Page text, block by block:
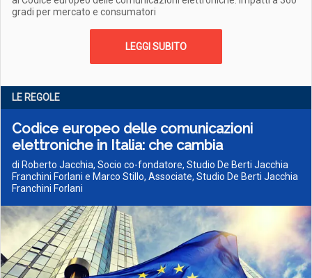
gradi per mercato e consumatori
LEGGI SUBITO
LE REGOLE
Codice europeo delle comunicazioni
elettroniche in Italia: che cambia
di Roberto Jacchia, Socio co-fondatore, Studio De Berti Jacchia
Franchini Forlani e Marco Stillo, Associate, Studio De Berti Jacchia
Franchini Forlani